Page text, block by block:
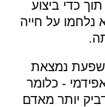
כדי ביצוע
נלחמו על חייה
נמצאת
- כלומר
יותר מאדם